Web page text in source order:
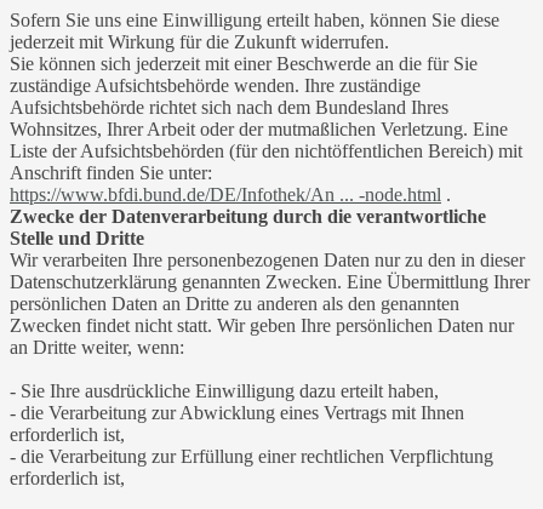
Sofern Sie uns eine Einwilligung erteilt haben, können Sie diese
jederzeit mit Wirkung für die Zukunft widerrufen.
Sie können sich jederzeit mit einer Beschwerde an die für Sie
zuständige Aufsichtsbehörde wenden. Ihre zuständige
Aufsichtsbehörde richtet sich nach dem Bundesland Ihres
Wohnsitzes, Ihrer Arbeit oder der mutmaßlichen Verletzung. Eine
Liste der Aufsichtsbehörden (für den nichtöffentlichen Bereich) mit
Anschrift finden Sie unter:
https://www.bfdi.bund.de/DE/Infothek/An ... -node.html .
Zwecke der Datenverarbeitung durch die verantwortliche
Stelle und Dritte
Wir verarbeiten Ihre personenbezogenen Daten nur zu den in dieser
Datenschutzerklärung genannten Zwecken. Eine Übermittlung Ihrer
persönlichen Daten an Dritte zu anderen als den genannten
Zwecken findet nicht statt. Wir geben Ihre persönlichen Daten nur
an Dritte weiter, wenn:
- Sie Ihre ausdrückliche Einwilligung dazu erteilt haben,
- die Verarbeitung zur Abwicklung eines Vertrags mit Ihnen
erforderlich ist,
- die Verarbeitung zur Erfüllung einer rechtlichen Verpflichtung
erforderlich ist,